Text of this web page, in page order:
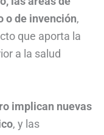
o de invención,
que aporta la
a la salud
implican nuevas
, y las